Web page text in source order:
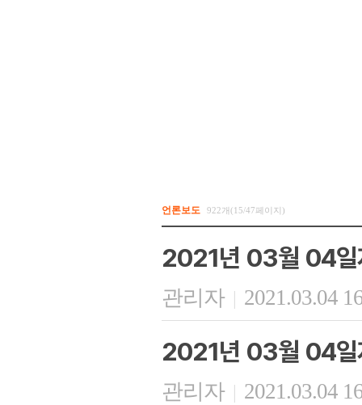
언론보도 922개(15/47페이지)
2021년 03월 04일
관리자 | 2021.03.04
2021년 03월 04일
관리자 | 2021.03.04